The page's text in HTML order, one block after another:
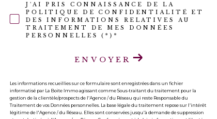
J'AI PRIS CONNAISSANCE DE LA
POLITIQUE DE CONFIDENTIALITÉ ET
DES INFORMATIONS RELATIVES AU
TRAITEMENT DE MES DONNÉES
PERSONNELLES (*)*
ENVOYER
Les informations recueillies sur ce formulaire sont enregistrées dans un fichier
informatisé par La Boite Immo agissant comme Sous-traitant du traitement pour la
gestion de la clientèle/prospects de l'Agence / du Réseau qui reste Responsable du
Traitement de vos Données personnelles. La base légale du traitement repose sur l'intérêt
légitime de l'Agence / du Réseau. Elles sont conservées jusqu'à demande de suppression